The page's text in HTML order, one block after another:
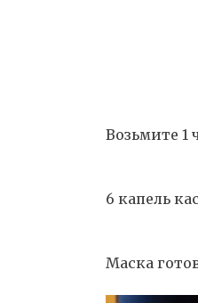
Возьмите 1
6 капель
Маска